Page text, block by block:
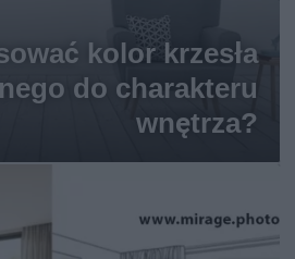
kolor krzesła
do charakteru
wnętrza?